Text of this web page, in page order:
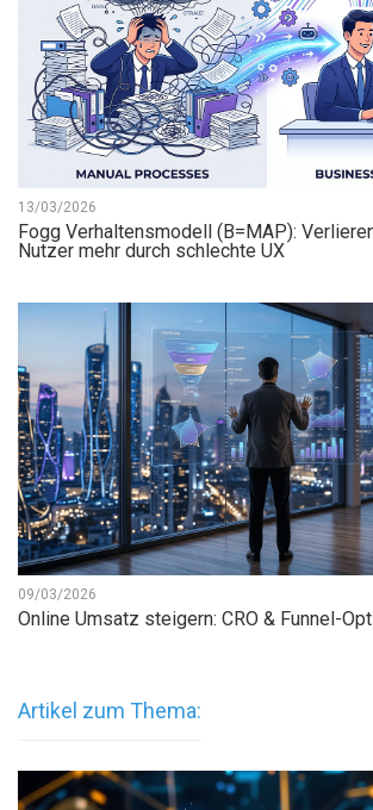
13/03/2026
Fogg Verhaltensmodell (B=MAP):
Nutzer mehr durch schlechte UX
09/03/2026
Online Umsatz steigern: CRO & Funnel-
Artikel zum Thema: